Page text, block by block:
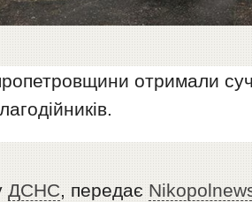
отримали
ДСНС, передає